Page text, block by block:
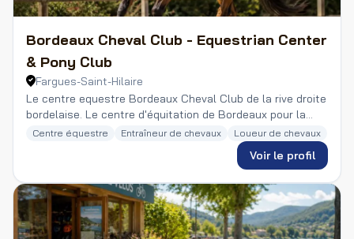
Bordeaux Cheval Club - Equestrian Center
& Pony Club
Fargues-Saint-Hilaire
Le centre equestre Bordeaux Cheval Club de la rive droite
bordelaise. Le centre d'équitation de Bordeaux pour la
découverte du cheval & poney en club.
Centre équestre Entraîneur de chevaux Loueur de chevaux
Voir le profil